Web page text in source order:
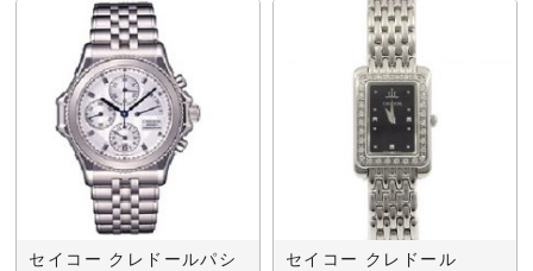
セイコー クレドールパシ
セイコー クレドール